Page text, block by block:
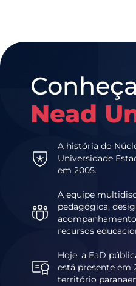
Nead
A história do
Universidade
em 2005.
A equipe
pedagógica,
recursos
Hoje, a EaD
está presente em
território